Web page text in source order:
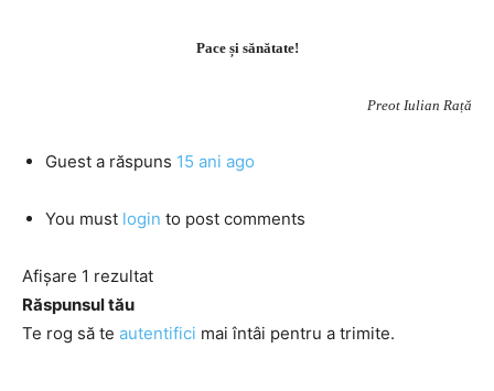
Pace și sănătate!
Preot Iulian Rață
Guest a răspuns 15 ani ago
You must login to post comments
Afișare 1 rezultat
Răspunsul tău
Te rog să te autentifici mai întâi pentru a trimite.